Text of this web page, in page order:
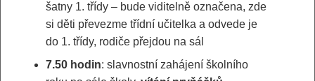
šatny 1. třídy – bude viditelně označena, zde
si děti převezme třídní učitelka a odvede je
do 1. třídy, rodiče přejdou na sál
7.50 hodin: slavnostní zahájení školního